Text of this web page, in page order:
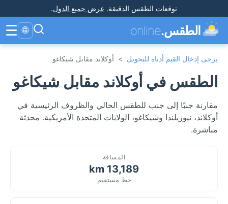
توقعات الطقس الدقيقة. عرض جميع الدول.
الطقس.online
🌐
☰
يرجى إدخال القيم أدناه للتحويل > أوكلاند مقابل شيكاغو
الطقس في أوكلاند مقابل شيكاغو
مقارنة جنبًا إلى جنب للطقس الحالي والظروف الرئيسية في
أوكلاند، نيوزيلندا وشيكاغو، الولايات المتحدة الأمريكية. محدثة
مباشرة.
المسافة
13,189 km
خط مستقيم